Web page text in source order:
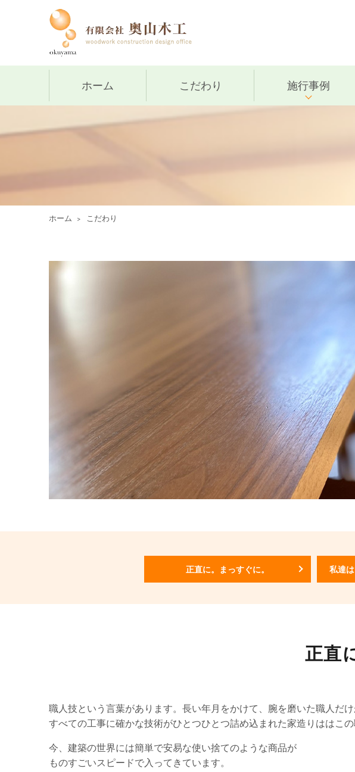
ホーム こだわり 施行事例
ホーム こだわり
正直に。まっすぐに。 私達
正直
職人技という言葉があります。長い年月をかけて、腕を磨いた職人だけ
すべての工事に確かな技術がひとつひとつ詰め込まれた家造りははこの
今、建築の世界には簡単で安易な使い捨てのような商品が
ものすごいスピードで入ってきています。